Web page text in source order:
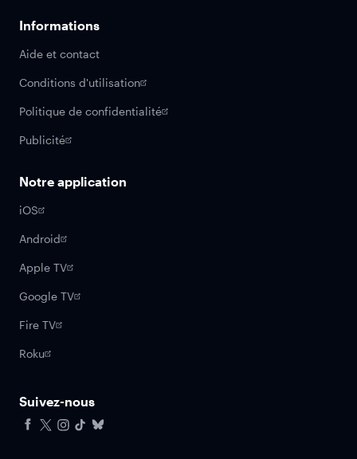
Informations
Aide et contact
Conditions d'utilisation
Politique de confidentialité
Publicité
Notre application
iOS
Android
Apple TV
Google TV
Fire TV
Roku
Suivez-nous